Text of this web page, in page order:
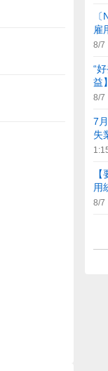
雇
8/7
“
益
8/7
7
失
用
8/7